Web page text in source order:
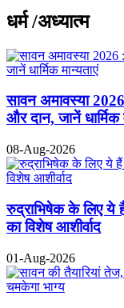
धर्म /अध्यात्म
सावन अमावस्या
और दान, जानें धार्मिक
08-Aug-2026
रुद्राभिषेक के लिए ये
का विशेष आशीर्वाद
01-Aug-2026